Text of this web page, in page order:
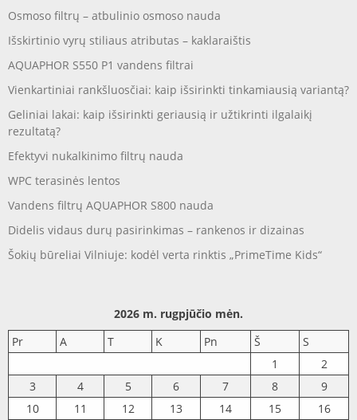
Osmoso filtrų – atbulinio osmoso nauda
Išskirtinio vyrų stiliaus atributas – kaklaraištis
AQUAPHOR S550 P1 vandens filtrai
Vienkartiniai rankšluosčiai: kaip išsirinkti tinkamiausią variantą?
Geliniai lakai: kaip išsirinkti geriausią ir užtikrinti ilgalaikį
rezultatą?
Efektyvi nukalkinimo filtrų nauda
WPC terasinės lentos
Vandens filtrų AQUAPHOR S800 nauda
Didelis vidaus durų pasirinkimas – rankenos ir dizainas
Šokių būreliai Vilniuje: kodėl verta rinktis „PrimeTime Kids“
2026 m. rugpjūčio mėn.
Pr
A T K Pn Š
S
1
2
3
4 5 6 7 8
9
10
11 12 13 14 15 16